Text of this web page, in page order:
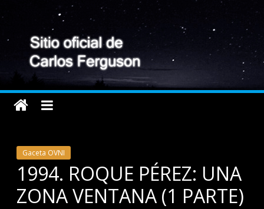
Gaceta OVNI
1994. ROQUE PÉREZ: UNA
ZONA VENTANA (1 PARTE)